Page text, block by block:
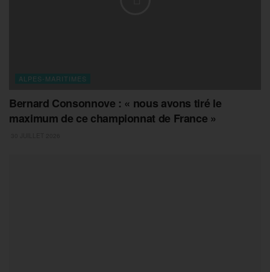
ALPES-MARITIMES
Bernard Consonnove : « nous avons tiré le
maximum de ce championnat de France »